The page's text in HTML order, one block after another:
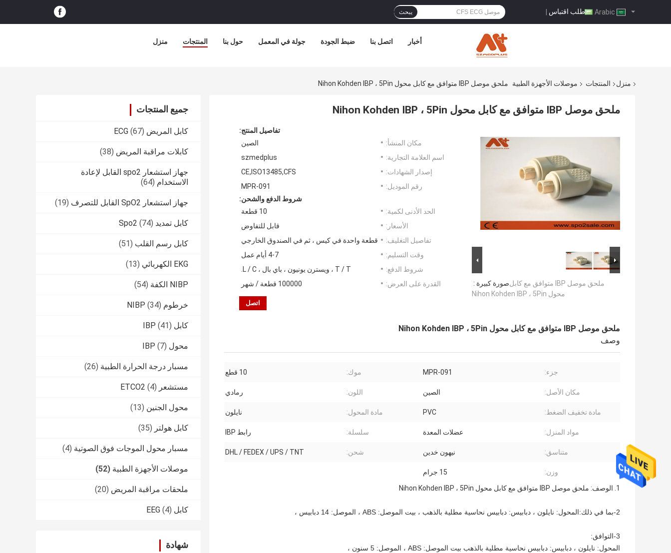
طلب اقتباس | يبحث
منزل المنتجات حول بنا جولة في المعمل ضبط الجودة اتصل بنا أخبار
منزل المنتجات موصلات الأجهزة الطبية ملحق موصل IBP متوافق مع كابل محول Nihon Kohden IBP ، 5Pin
جميع المنتجات
كابل المريض ECG (67)
كابلات مراقبة المريض (38)
جهاز استشعار spo2 القابل لإعادة
الاستخدام (64)
جهاز استشعار SpO2 القابل للتصرف (19)
كابل تمديد Spo2 (74)
كابل رسم القلب (51)
EKG الكهربائي (13)
NIBP الكفة (54)
خرطوم NIBP (34)
كابل IBP (41)
محول IBP (7)
مسبار درجة الحرارة الطبية (26)
مستشعر ETCO2 (4)
محول الجنين (13)
كابل هولتر (35)
مسبار محول الموجات فوق الصوتية (4)
موصلات الأجهزة الطبية (52)
ملحقات مراقبة المريض (20)
كابل EEG (4)
شهادة
ملحق موصل IBP متوافق مع كابل محول Nihon Kohden IBP ، 5Pin
صورة كبيرة :ملحق موصل IBP متوافق مع كابل
محول Nihon Kohden IBP ، 5Pin
تفاصيل المنتج:
مكان المنشأ:
الصين
اسم العلامة التجارية:
szmedplus
إصدار الشهادات:
CE,ISO13485,CFS
رقم الموديل:
MPR-091
شروط الدفع والشحن:
الحد الأدنى لكمية:
10 قطعة
الأسعار:
قابل للتفاوض
تفاصيل التغليف:
قطعة واحدة في كيس ، ثم في الصندوق الخارجي
وقت التسليم:
4-7 أيام عمل
شروط الدفع:
T / T ، ويسترن يونيون ، باي بال ، L / C.
القدرة على العرض:
100000 قطعة / شهر
اتصل
ملحق موصل IBP متوافق مع كابل محول Nihon Kohden IBP ، 5Pin
وصف
جزء: MPR-091 موك: 10 قطع
مكان الأصل: الصين اللون: رمادي
مادة تخفيف الضغط: PVC مادة المحول: نايلون
مواد المنزل: عضلات المعدة سلسلة: رابط IBP
متناسق: نيهون خدين شحن: DHL / FEDEX / UPS / TNT
وزن:
15 جرام
1. الوصف: ملحق موصل IBP متوافق مع كابل محول Nihon Kohden IBP ، 5Pin
2-بما في ذلك: المحول: نايلون ، دبابيس: دبابيس نحاسية مطلية بالذهب ، بيت الموصل: ABS ، الموصل: 14 دبابيس ،
3-التوافق:
المحول: نايلون ، دبابيس: دبابيس نحاسية مطلية بالذهب بيت الموصل: ABS ، الموصل: 5 سنون ،